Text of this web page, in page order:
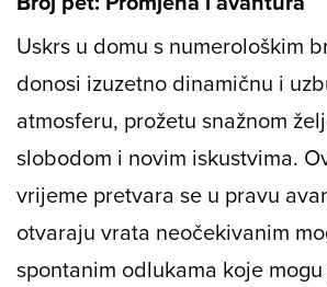
Uskrs u domu s numerološkim
donosi izuzetno dinamičnu i
atmosferu, prožetu snažnom
slobodom i novim iskustvima.
vrijeme pretvara se u pravu
otvaraju vrata neočekivanim
spontanim odlukama koje